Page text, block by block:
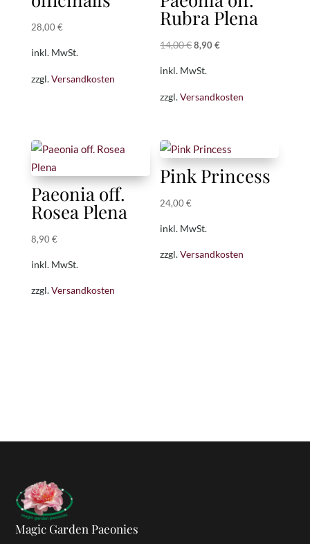
28,00 €
inkl. MwSt.
zzgl.Versandkosten
Rubra Plena
14,00€Ursprünglicher
14,00 €
8,90€Aktueller
8,90 €.
inkl. MwSt.
zzgl.Versandkosten
Paeonia off.
Rosea Plena
8,90 €
inkl. MwSt.
zzgl.Versandkosten
Pink Princess
24,00€
inkl. MwSt.
zzgl.Versandkosten
Magic Garden Paeonies